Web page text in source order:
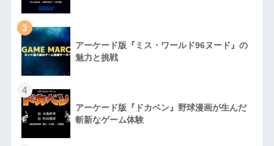
3
アーケード版『ミス・ワールド96ヌード』の
魅力と挑戦
4
アーケード版『ドカベン』野球漫画が生んだ
斬新なゲーム体験